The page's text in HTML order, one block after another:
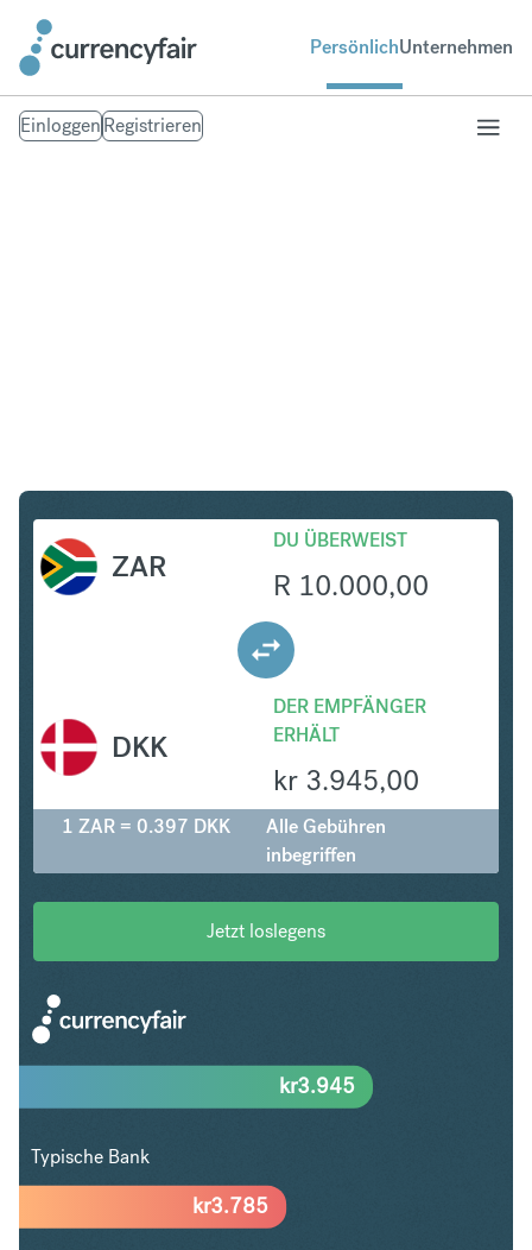
PersönlichUnternehmen
EinloggenRegistrieren
ZAR
DU ÜBERWEIST
R 10.000,00
DER EMPFÄNGER
ERHÄLT
kr 3.945,00
DKK
1 ZAR = 0.397 DKK
Alle Gebühren
inbegriffen
Jetzt loslegens
kr3.785
kr3.945
Typische Bank